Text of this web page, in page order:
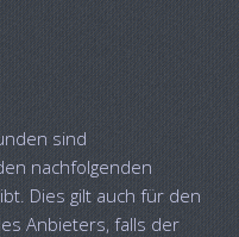
sind
nachfolgenden
Dies gilt auch für den
Anbieters, falls der